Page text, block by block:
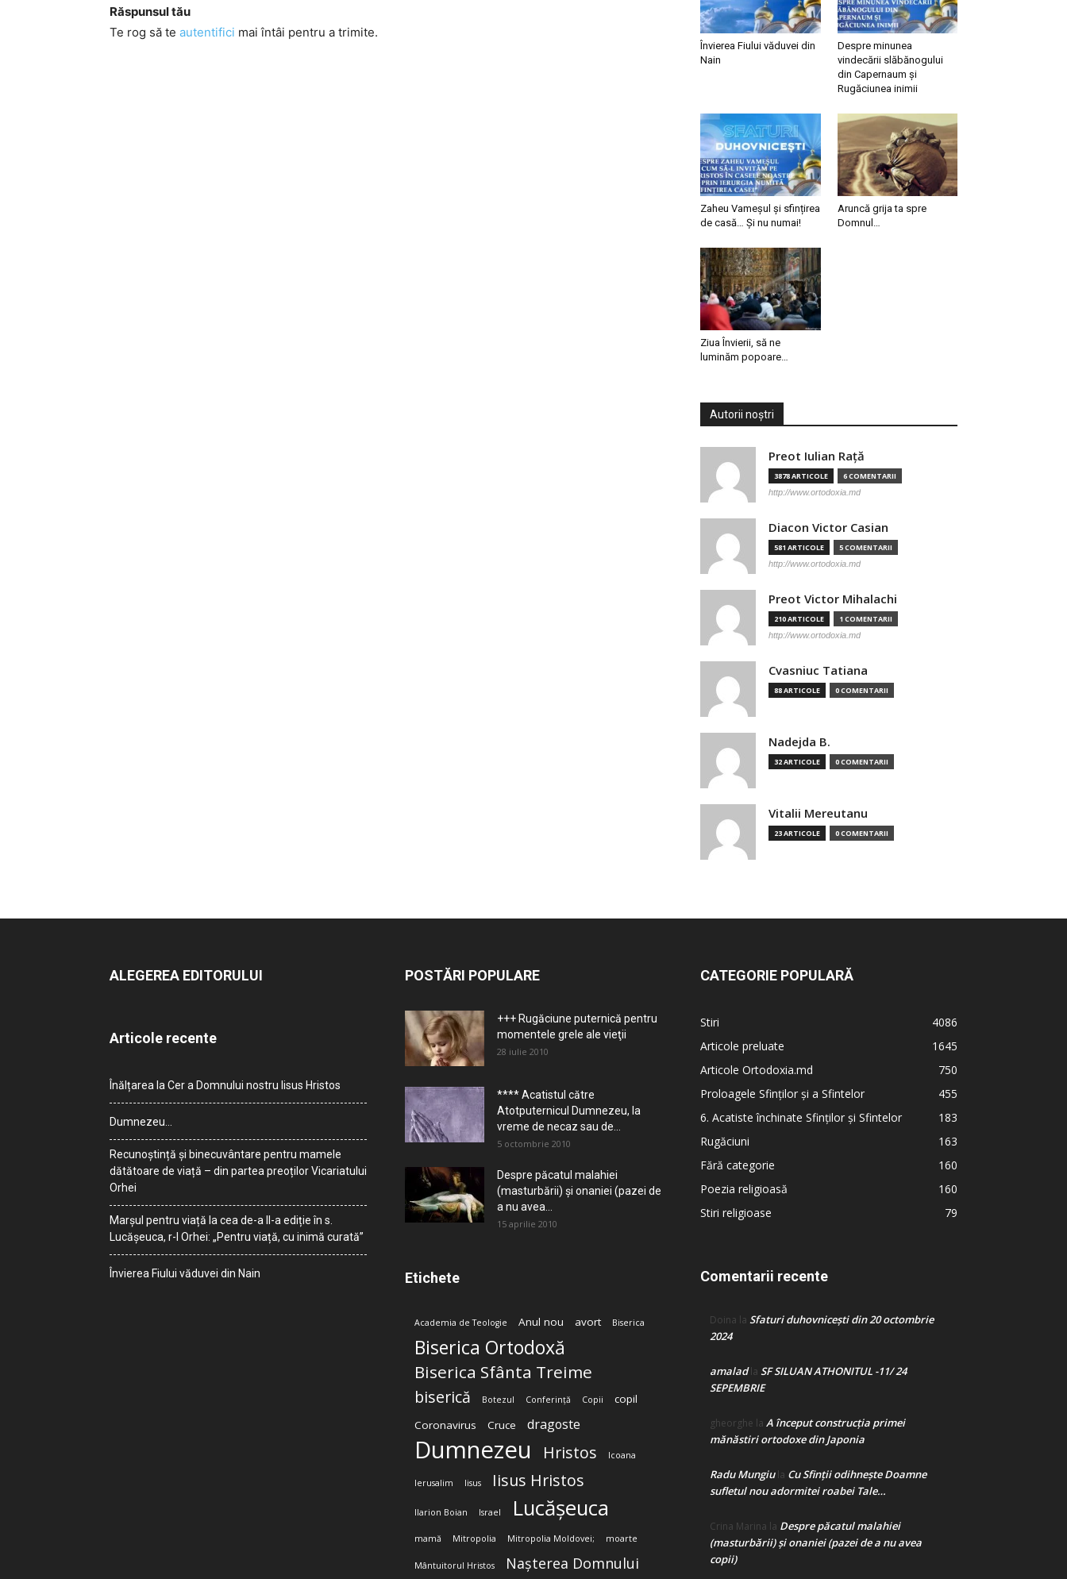
Răspunsul tău
Te rog să te autentifici mai întâi pentru a trimite.
Învierea Fiului văduvei din
Nain
Despre minunea
vindecării slăbănogului
din Capernaum și
Rugăciunea inimii
Zaheu Vameșul și sfințirea
de casă… Și nu numai!
Aruncă grija ta spre
Domnul…
Ziua Învierii, să ne
luminăm popoare…
Autorii noștri
Preot Iulian Raţă
3878 ARTICOLE 6 COMENTARII
http://www.ortodoxia.md
Diacon Victor Casian
581 ARTICOLE 5 COMENTARII
http://www.ortodoxia.md
Preot Victor Mihalachi
210 ARTICOLE 1 COMENTARII
http://www.ortodoxia.md
Cvasniuc Tatiana
88 ARTICOLE 0 COMENTARII
Nadejda B.
32 ARTICOLE 0 COMENTARII
Vitalii Mereutanu
23 ARTICOLE 0 COMENTARII
ALEGEREA EDITORULUI
Articole recente
Înălțarea la Cer a Domnului nostru Iisus Hristos
Dumnezeu…
Recunoștință și binecuvântare pentru mamele
dătătoare de viață – din partea preoților Vicariatului
Orhei
Marșul pentru viață la cea de-a II-a ediție în s.
Lucășeuca, r-l Orhei: „Pentru viață, cu inimă curată”
Învierea Fiului văduvei din Nain
POSTĂRI POPULARE
+++ Rugăciune puternică pentru
momentele grele ale vieţii
28 iulie 2010
**** Acatistul către
Atotputernicul Dumnezeu, la
vreme de necaz sau de...
5 octombrie 2010
Despre păcatul malahiei
(masturbării) şi onaniei (pazei de
a nu avea...
15 aprilie 2010
Etichete
Academia de Teologie Anul nou avort Biserica
Biserica Ortodoxă
Biserica Sfânta Treime
biserică Botezul Conferință Copii
copil
Coronavirus
Cruce dragoste
Dumnezeu Hristos Icoana
Ierusalim Iisus Iisus Hristos
Ilarion Boian Israel Lucășeuca
mamă Mitropolia Mitropolia Moldovei; moarte
Mântuitorul Hristos Nașterea Domnului
CATEGORIE POPULARĂ
Stiri
4086
Articole preluate
1645
Articole Ortodoxia.md
750
Proloagele Sfinților și a Sfintelor
455
6. Acatiste închinate Sfinților și Sfintelor
183
Rugăciuni
163
Fără categorie
160
Poezia religioasă
160
Stiri religioase
79
Comentarii recente
Doina la Sfaturi duhovnicești din 20 octombrie
2024
amaladla SF SILUAN ATHONITUL -11/ 24
SEPEMBRIE
gheorghe la A început construcţia primei
mănăstiri ortodoxe din Japonia
Radu Mungiula Cu Sfinții odihnește Doamne
sufletul nou adormitei roabei Tale…
Crina Marina la Despre păcatul malahiei
(masturbării) şi onaniei (pazei de a nu avea
copii)